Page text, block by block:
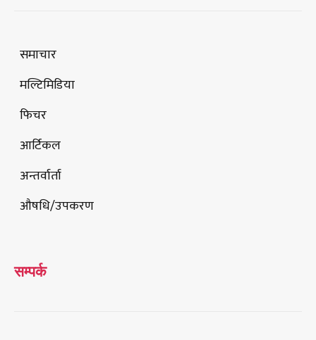
समाचार
मल्टिमिडिया
फिचर
आर्टिकल
अन्तर्वार्ता
औषधि/उपकरण
सम्पर्क